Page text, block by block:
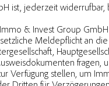
ist, jederzeit
& Invest Group
Meldepflicht an
Verfügung stellen, um